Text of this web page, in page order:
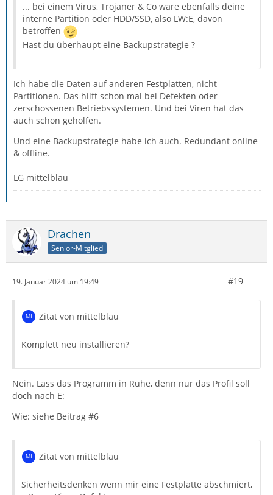
... bei einem Virus, Trojaner & Co wäre ebenfalls deine
interne Partition oder HDD/SSD, also LW:E, davon
betroffen
Hast du überhaupt eine Backupstrategie ?
Ich habe die Daten auf anderen Festplatten, nicht
Partitionen. Das hilft schon mal bei Defekten oder
zerschossenen Betriebssystemen. Und bei Viren hat das
auch schon geholfen.
Und eine Backupstrategie habe ich auch. Redundant online
& offline.
LG mittelblau
Drachen
Senior-Mitglied
19. Januar 2024 um 19:49 #19
Zitat von mittelblau
Komplett neu installieren?
Nein. Lass das Programm in Ruhe, denn nur das Profil soll
doch nach E:
Wie: siehe Beitrag #6
Zitat von mittelblau
Sicherheitsdenken wenn mir eine Festplatte abschmiert,